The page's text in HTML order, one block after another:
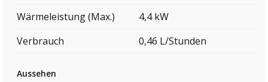
Wärmeleistung (Max.)
4,4 kW
Verbrauch
0,46 L/Stunden
Aussehen